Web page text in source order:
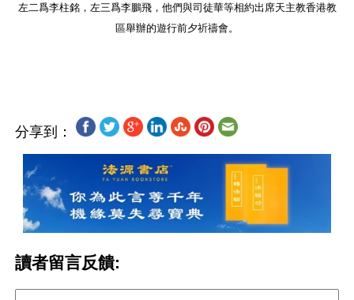
左二爲李柱銘，左三爲李鵬飛，他們與司徒華等相約出席天主教香港教
區舉辦的遊行前夕祈禱會。
分享到：
讀者留言反饋: